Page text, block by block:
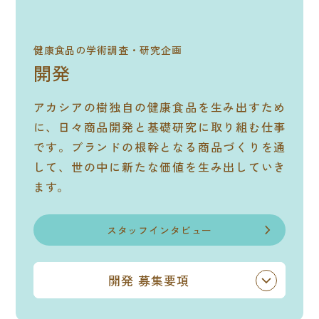
健康食品の学術調査・研究企画
開発
アカシアの樹独自の健康食品を生み出すため
に、日々商品開発と基礎研究に取り組む仕事
です。ブランドの根幹となる商品づくりを通
して、世の中に新たな価値を生み出していき
ます。
スタッフインタビュー
開発募集要項